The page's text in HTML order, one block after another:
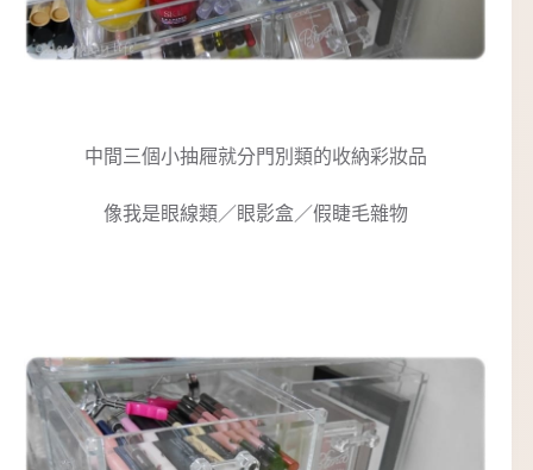
中間三個小抽屜就分門別類的收納彩妝品
像我是眼線類／眼影盒／假睫毛雜物